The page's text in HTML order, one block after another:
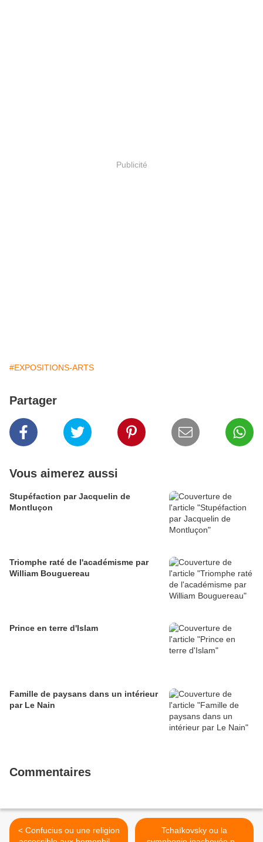
Publicité
#EXPOSITIONS-ARTS
Partager
Vous aimerez aussi
Stupéfaction par Jacquelin de
Montluçon
Triomphe raté de l'académisme par
William Bouguereau
Prince en terre d'Islam
Famille de paysans dans un intérieur
par Le Nain
Commentaires
< Confucius ou une religion
Tchaïkovsky ou la